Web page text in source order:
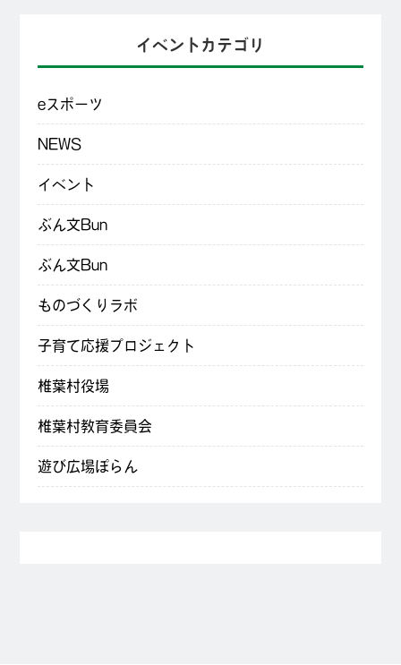
イベントカテゴリ
eスポーツ
NEWS
イベント
ぶん文Bun
ぶん文Bun
ものづくりラボ
子育て応援プロジェクト
椎葉村役場
椎葉村教育委員会
遊び広場ぽらん